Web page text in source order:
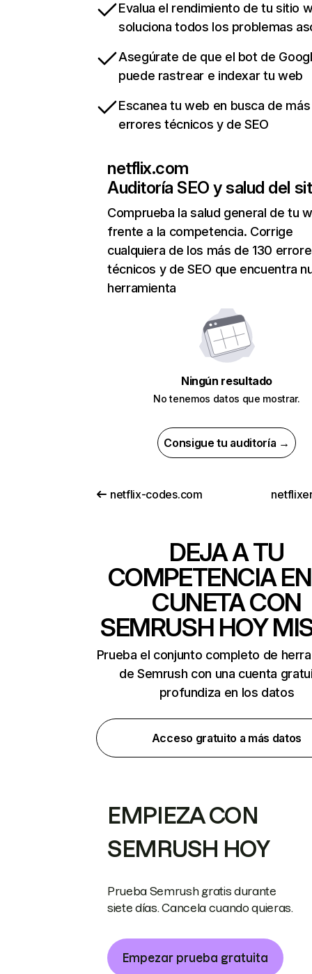
Evalua el rendimiento de tu sitio
soluciona todos los problemas
Asegúrate de que el bot de
puede rastrear e indexar tu web
Escanea tu web en busca de
errores técnicos y de SEO
netflix.com
Auditoría SEO y salud del
Comprueba la salud general de tu
frente a la competencia. Corrige
cualquiera de los más de 130
técnicos y de SEO que encuentra
herramienta
Ningún resultado
No tenemos datos que mostrar.
Consigue tu auditoría →
netflix-codes.com
DEJA A TU
COMPETENCIA
CUNETA CON
SEMRUSH HOY
Prueba el conjunto completo de
de Semrush con una cuenta
profundiza en los datos
Acceso gratuito a más datos
EMPIEZA CON
SEMRUSH HOY
Prueba Semrush gratis durante
siete días. Cancela cuando quieras.
Empezar prueba gratuita